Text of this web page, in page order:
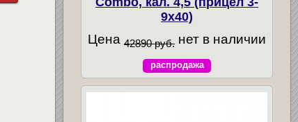
9х40)
Цена 42890 руб. нет в наличии
распродажа